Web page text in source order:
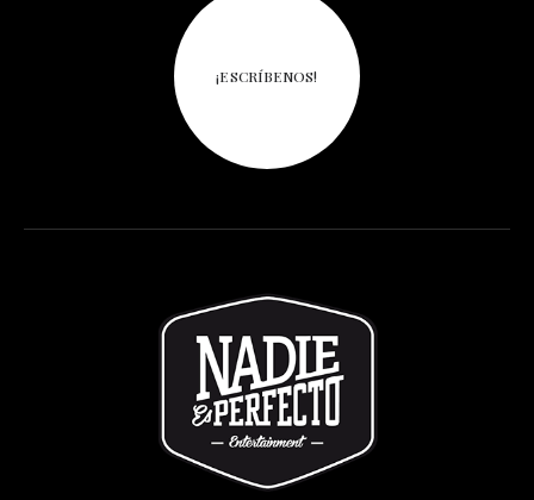
¡ESCRÍBENOS!